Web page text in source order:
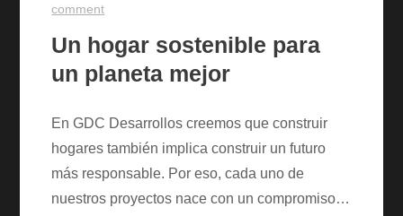
comment
Un hogar sostenible para
un planeta mejor
En GDC Desarrollos creemos que construir
hogares también implica construir un futuro
más responsable. Por eso, cada uno de
nuestros proyectos nace con un compromiso…